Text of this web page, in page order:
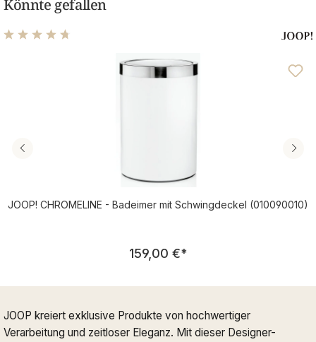
Könnte gefallen
JOOP! CHROMELINE - Badeimer mit Schwingdeckel (010090010)
Regulärer Preis:
159,00 €*
JOOP kreiert exklusive Produkte von hochwertiger
Verarbeitung und zeitloser Eleganz. Mit dieser Designer-